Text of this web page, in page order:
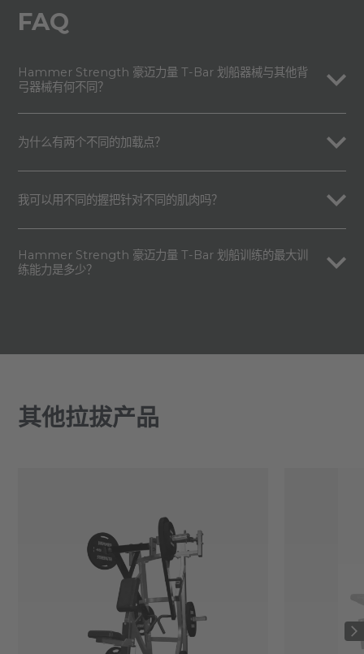
FAQ
Hammer Strength 豪迈力量 T-Bar 划船器械与其他背
弓器械有何不同？
为什么有两个不同的加载点？
我可以用不同的握把针对不同的肌肉吗？
Hammer Strength 豪迈力量 T-Bar 划船训练的最大训
练能力是多少？
其他拉拔产品